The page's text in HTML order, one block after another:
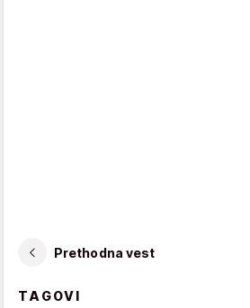
Prethodna vest
TAGOVI